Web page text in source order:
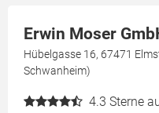
Erwin Moser
Hübelgasse 16, 67471
Schwanheim)
4.3 Sterne